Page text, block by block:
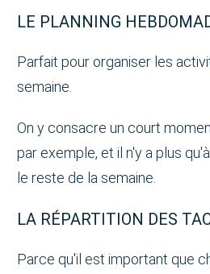
LE PLANNING
Parfait pour organiser les
semaine.
On y consacre un court
par exemple, et il n'y a plus
le reste de la semaine.
LA RÉPARTITION DES
Parce qu'il est important que